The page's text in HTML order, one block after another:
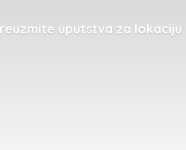
uputstva za lokaciju